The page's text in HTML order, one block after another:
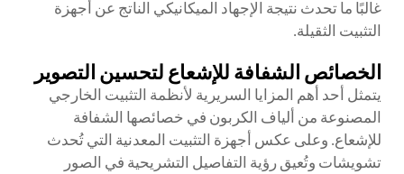
غالبًا ما تحدث نتيجة الإجهاد الميكانيكي الناتج عن أجهزة
التثبيت الثقيلة.
الخصائص الشفافة للإشعاع لتحسين التصوير
يتمثل أحد أهم المزايا السريرية لأنظمة التثبيت الخارجي
المصنوعة من ألياف الكربون في خصائصها الشفافة
للإشعاع. وعلى عكس أجهزة التثبيت المعدنية التي تُحدث
تشويشات وتُعيق رؤية التفاصيل التشريحية في الصور